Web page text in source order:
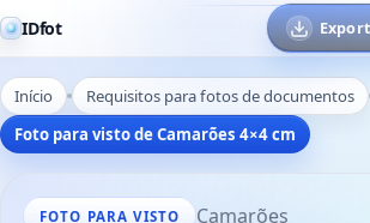
IDfot
Início
Requisitos para fotos de documentos
Foto para visto de Camarões 4×4 cm
FOTO PARA VISTO Camarões